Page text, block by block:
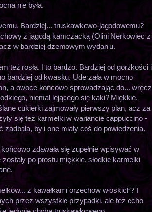
nie była.
Bardziej... truskawkowo-jagodowemu?
z jagodą kamczacką (Olini Nerkowiec z
w bardziej dżemowym wydaniu.
też rosła. I to bardzo. Bardziej od gorzkości i
bardziej od kwasku. Uderzała w mocno
a owoce końcowo sprowadzając do... wręcz
niemal lejącego się kaki? Miękkie,
cukierki zajmowały pierwszy plan, acz za
się też karmelki w wariancie cappuccino -
zadbała, by i one miały coś do powiedzenia.
zdawała się zupełnie wpisywać w
po prostu miękkie, słodkie karmelki
z kawałkami orzechów włoskich? I
przez wszystkie przypadki, ale też echo